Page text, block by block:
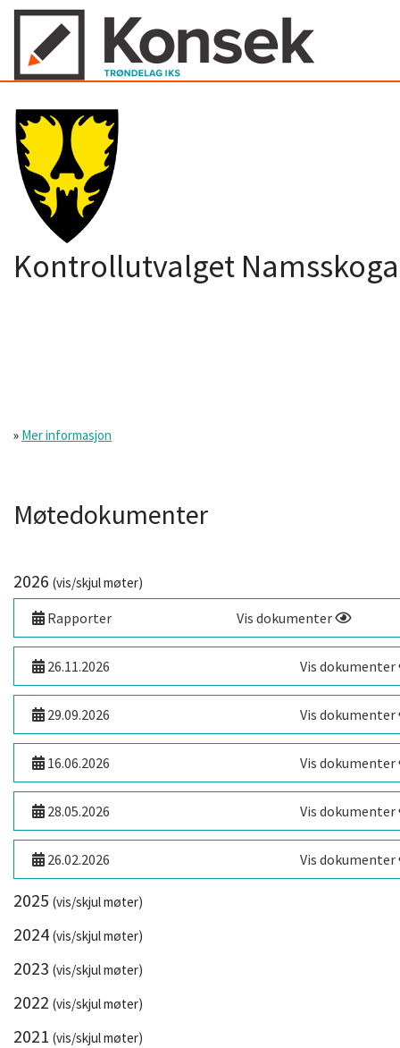
Kontrollutvalget
» Mer informasjon
Møtedokumenter
2026 (vis/skjul møter)
Rapporter Vis dokumenter
26.11.2026 Vis dokumenter
29.09.2026 Vis dokumenter
16.06.2026 Vis dokumenter
28.05.2026 Vis dokumenter
26.02.2026 Vis dokumenter
2025 (vis/skjul møter)
2024 (vis/skjul møter)
2023 (vis/skjul møter)
2022 (vis/skjul møter)
2021 (vis/skjul møter)